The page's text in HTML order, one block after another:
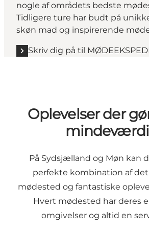
nogle af områdets bedste
Tidligere ture har budt på
skøn mad og inspirerende
Skriv dig på til
Oplevelser der
På Sydsjælland og Møn kan
perfekte kombination af
mødested og fantastiske
Hvert mødested har deres
omgivelser og altid en